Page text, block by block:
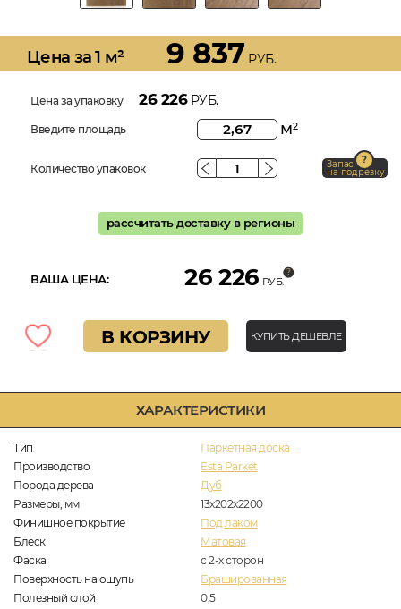
ХАРАКТЕРИСТИКИ
Тип
Паркетная доска
Производство
Esta Parket
Порода дерева
Дуб
Размеры, мм
13х202х2200
Финишное покрытие
Под лаком
Блеск
Матовая
Фаска
с 2-х сторон
Поверхность на ощупь
Брашированная
Полезный слой
0,5
Цена за 1 м² 9 837 РУБ.
Цена за упаковку 26 226РУБ.
Введите площадь м2
Количество упаковок Запас
на подрезку
рассчитать доставку в регионы
ВАША ЦЕНА: 26 226 РУБ.
В КОРЗИНУ КУПИТЬ ДЕШЕВЛЕ